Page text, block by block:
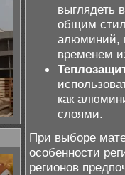
выглядеть
общим
алюминий,
временем
как
слоями.
При выборе
особенности
регионов